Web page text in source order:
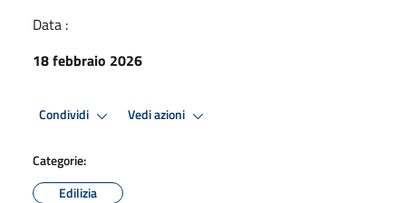
Data :
18 febbraio 2026
Condividi Vedi azioni
Categorie:
Edilizia